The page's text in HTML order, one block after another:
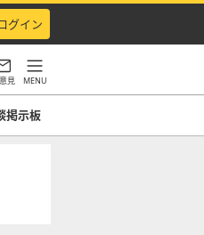
グイン
見 MENU
掲示板